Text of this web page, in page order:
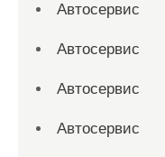
Автосервис
Автосервис
Автосервис
Автосервис